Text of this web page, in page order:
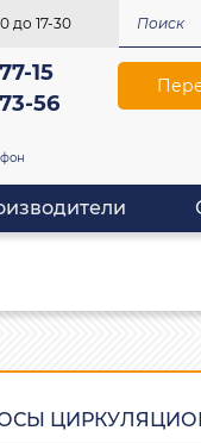
до 17-30
15
56